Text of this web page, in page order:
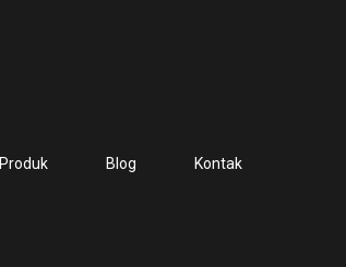
Produk Blog Kontak